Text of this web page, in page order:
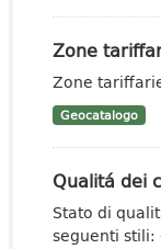
Zone
Zone
Geocatalogo
Qualitá dei
Stato di
seguenti stili: